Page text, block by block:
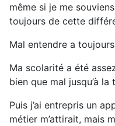
même si je me
toujours de cette
Mal entendre a
Ma scolarité a été
bien que mal jusqu’à la
Puis j’ai entrepris un
métier m’attirait, mais